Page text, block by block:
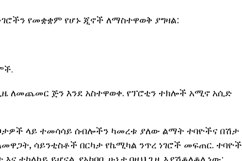
የመቋቋም የሆኑ ጂኖች ለማስተዋወቅ ያግዛል:
ለመጨመር ጅን እንደ አስተዋወቀ. የፕሮቲን ተክሎች አሚኖ አሲድ
ላይ ተመሳሳይ ሰብሎችን ካመረቱ ያለው ልማት ተባዮችና በሽታ
ሳይንቲስቶች በርካታ የኬሚካል ንጥረ ነገሮች መፍጠር. ተባዮች